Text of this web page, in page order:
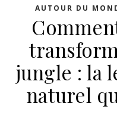
AUTOUR DU
jungle : la
naturel